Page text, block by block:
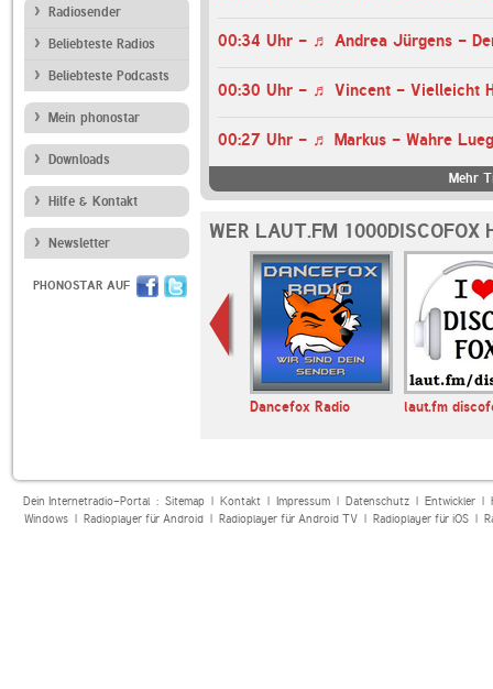
Radiosender
Beliebteste Radios
Beliebteste Podcasts
Mein phonostar
Downloads
Hilfe & Kontakt
Newsletter
PHONOSTAR AUF
00:30 Uhr - ♬ Vincent - Vielleicht
00:27 Uhr - ♬ Markus - Wahre
Mehr
WER LAUT.FM 1000DISCOFOX
Dancefox Radio laut.fm
Dein Internetradio-Portal : Sitemap| Kontakt| Impressum| Datenschutz| Entwickler|
Windows| Radioplayer für Android| Radioplayer für Android TV| Radioplayer für iOS|